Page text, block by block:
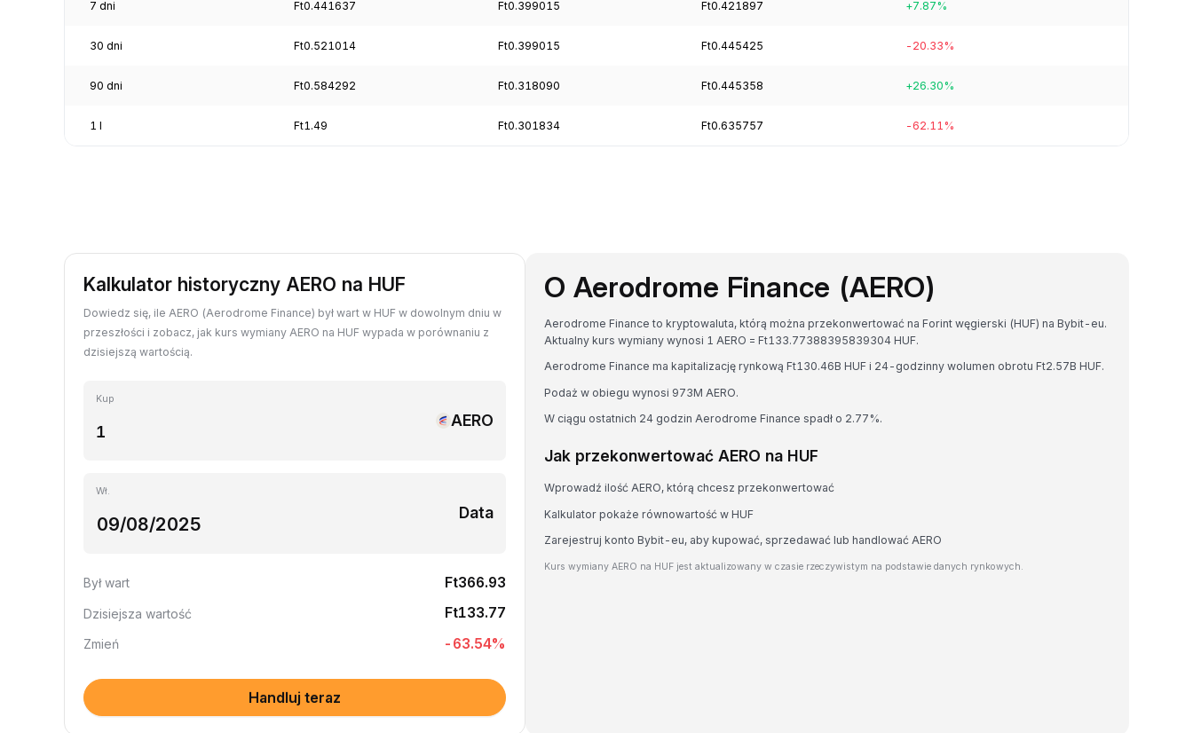
7 dni Ft0.441637 Ft0.399015 Ft0.421897 +7.87%
30 dni Ft0.521014 Ft0.399015 Ft0.445425 -20.33%
90 dni Ft0.584292 Ft0.318090 Ft0.445358 +26.30%
1 l Ft1.49 Ft0.301834 Ft0.635757 -62.11%
Kalkulator historyczny AERO na HUF
Dowiedz się, ile AERO (Aerodrome Finance) był wart w HUF w dowolnym dniu w
przeszłości i zobacz, jak kurs wymiany AERO na HUF wypada w porównaniu z
dzisiejszą wartością.
Kup
AERO
Wł.
Data
Był wart Ft366.93
Dzisiejsza wartość Ft133.77
Zmień -63.54%
Handluj teraz
O Aerodrome Finance (AERO)
Aerodrome Finance to kryptowaluta, którą można przekonwertować na Forint węgierski (HUF) na Bybit-eu.
Aktualny kurs wymiany wynosi 1 AERO = Ft133.77388395839304 HUF.
Aerodrome Finance ma kapitalizację rynkową Ft130.46B HUF i 24-godzinny wolumen obrotu Ft2.57B HUF.
Podaż w obiegu wynosi 973M AERO.
W ciągu ostatnich 24 godzin Aerodrome Finance spadł o 2.77%.
Jak przekonwertować AERO na HUF
Wprowadź ilość AERO, którą chcesz przekonwertować
Kalkulator pokaże równowartość w HUF
Zarejestruj konto Bybit-eu, aby kupować, sprzedawać lub handlować AERO
Kurs wymiany AERO na HUF jest aktualizowany w czasie rzeczywistym na podstawie danych rynkowych.